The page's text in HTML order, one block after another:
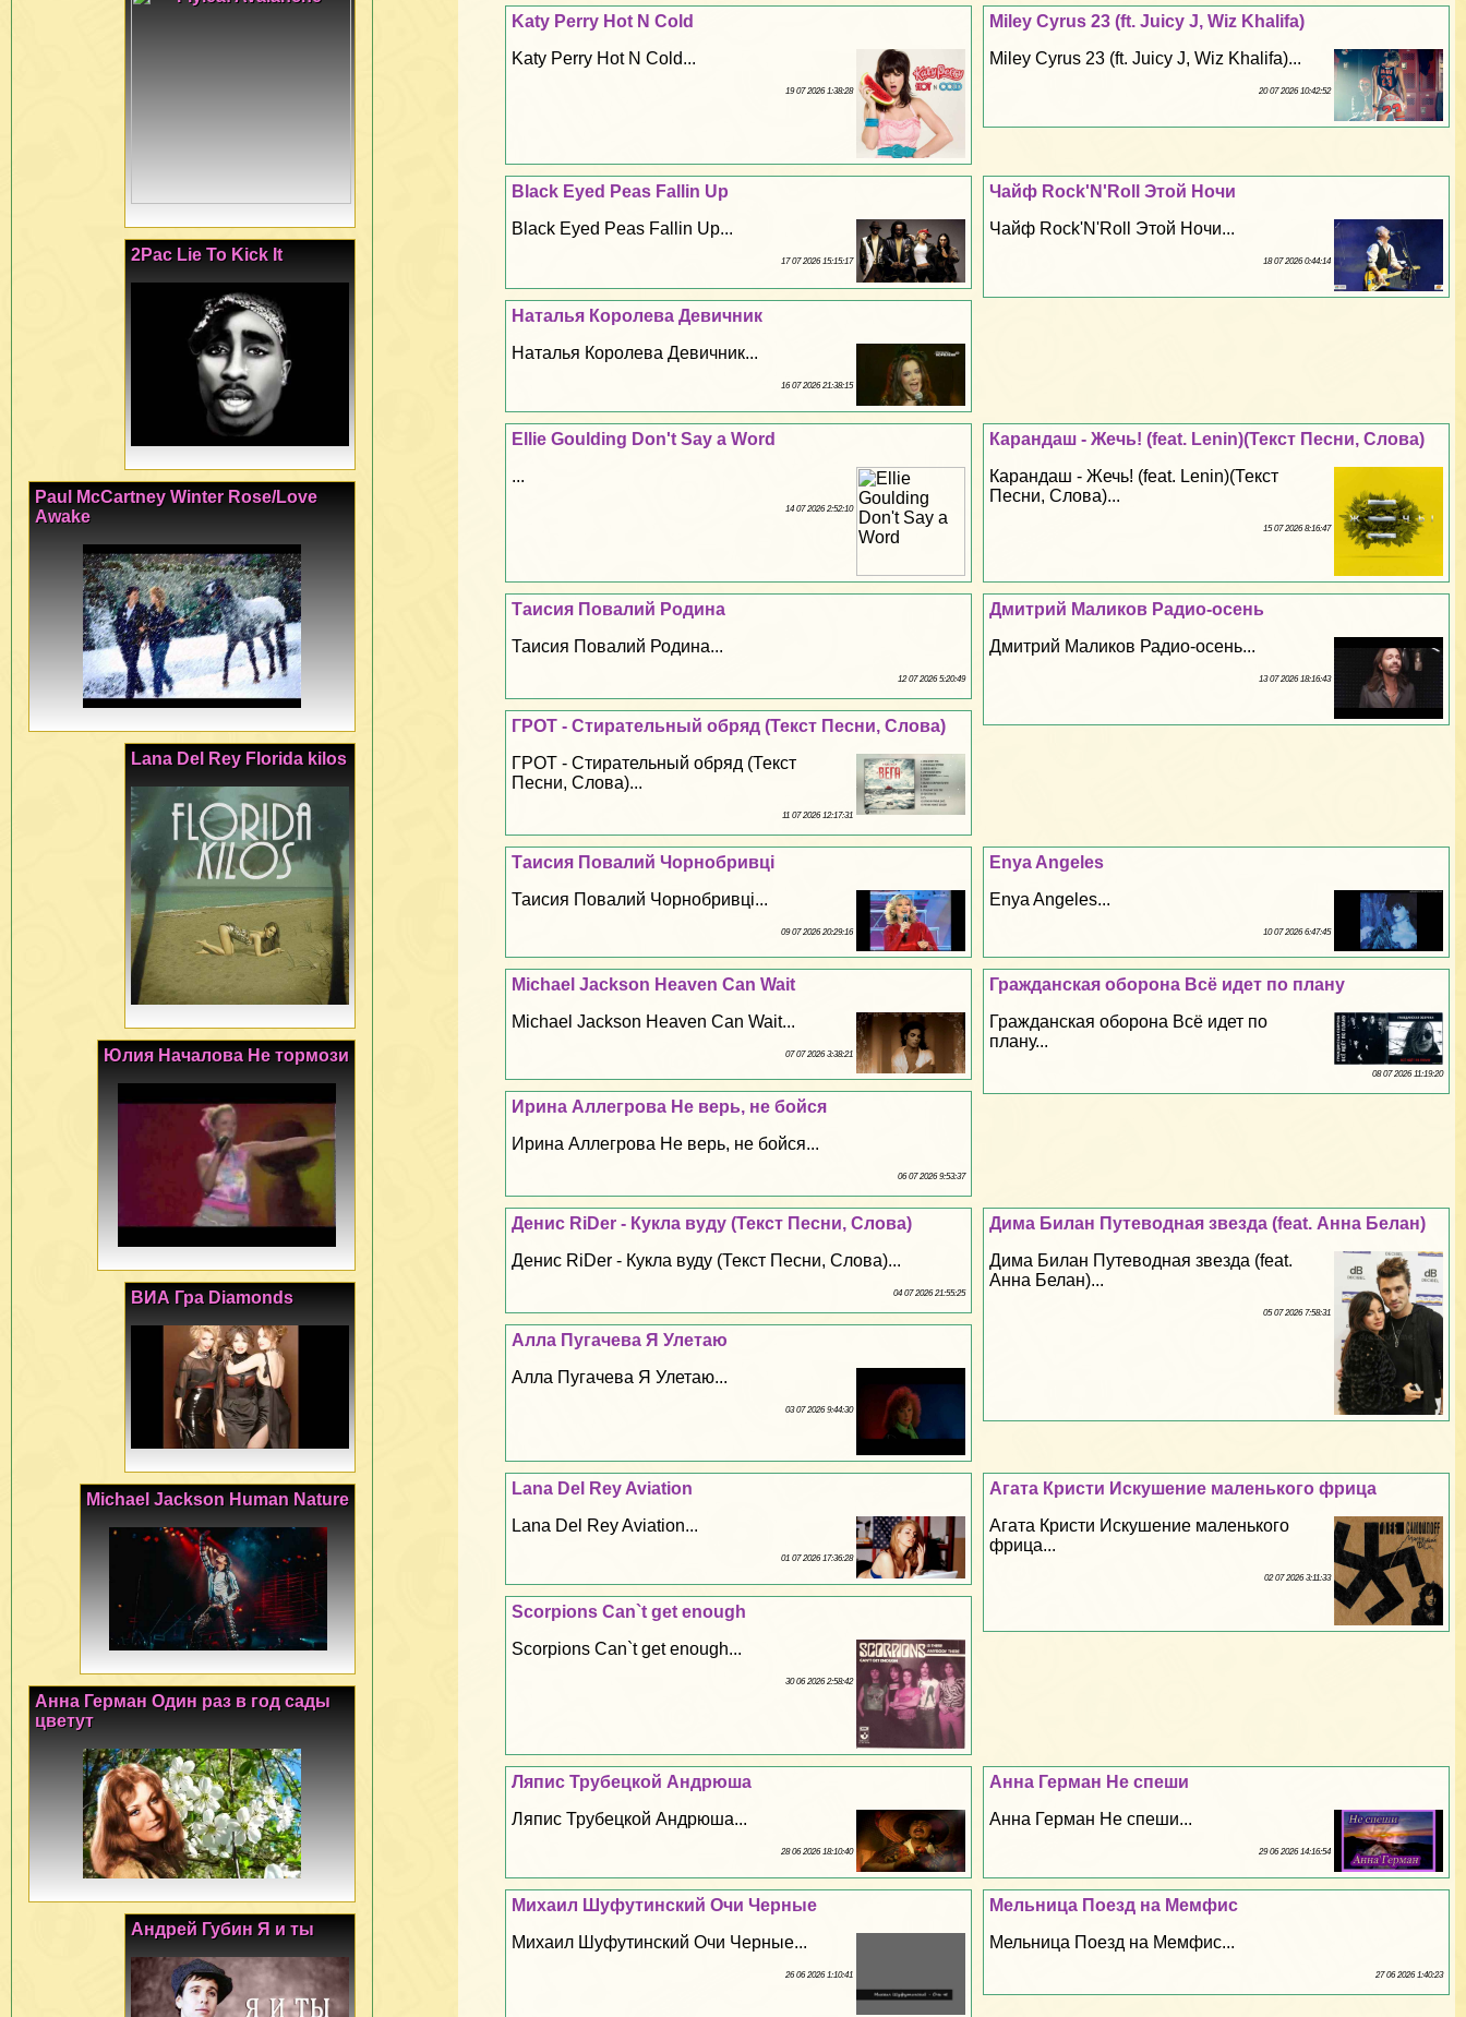
Miley Cyrus 23 (ft. Juicy J, Wiz Khalifa)
Miley Cyrus 23 (ft. Juicy J, Wiz Khalifa)...
20 07 2026 10:42:52
Katy Perry Hot N Cold
Katy Perry Hot N Cold...
19 07 2026 1:38:28
Чайф Rock'N'Roll Этой Ночи
Чайф Rock'N'Roll Этой Ночи...
18 07 2026 0:44:14
Black Eyed Peas Fallin Up
Black Eyed Peas Fallin Up...
17 07 2026 15:15:17
Наталья Королева Девичник
Наталья Королева Девичник...
16 07 2026 21:38:15
Карандаш - Жечь! (feat. Lenin)(Текст Песни, Слова)
Карандаш - Жечь! (feat. Lenin)(Текст
Песни, Слова)...
15 07 2026 8:16:47
Ellie Goulding Don't Say a Word
...
14 07 2026 2:52:10
Дмитрий Маликов Радио-осень
Дмитрий Маликов Радио-осень...
13 07 2026 18:16:43
Таисия Повалий Родина
Таисия Повалий Родина...
12 07 2026 5:20:49
ГРОТ - Стирательный обряд (Текст Песни, Слова)
ГРОТ - Стирательный обряд (Текст
Песни, Слова)...
11 07 2026 12:17:31
Enya Angeles
Enya Angeles...
10 07 2026 6:47:45
Таисия Повалий Чорнобривці
Таисия Повалий Чорнобривці...
09 07 2026 20:29:16
Гражданская оборона Всё идет по плану
Гражданская оборона Всё идет по
плану...
08 07 2026 11:19:20
Michael Jackson Heaven Can Wait
Michael Jackson Heaven Can Wait...
07 07 2026 3:38:21
Ирина Аллегрова Не верь, не бойся
Ирина Аллегрова Не верь, не бойся...
06 07 2026 9:53:37
Дима Билан Путеводная звезда (feat. Анна Белан)
Дима Билан Путеводная звезда (feat.
Анна Белан)...
05 07 2026 7:58:31
Денис RiDer - Кукла вуду (Текст Песни, Слова)
Денис RiDer - Кукла вуду (Текст Песни, Слова)...
04 07 2026 21:55:25
Алла Пугачева Я Улетаю
Алла Пугачева Я Улетаю...
03 07 2026 9:44:30
Агата Кристи Искушение маленького фрица
Агата Кристи Искушение маленького
фрица...
02 07 2026 3:11:33
Lana Del Rey Aviation
Lana Del Rey Aviation...
01 07 2026 17:36:28
Scorpions Can`t get enough
Scorpions Can`t get enough...
30 06 2026 2:58:42
Анна Герман Не спеши
Анна Герман Не спеши...
29 06 2026 14:16:54
Ляпис Трубецкой Андрюша
Ляпис Трубецкой Андрюша...
28 06 2026 18:10:40
Мельница Поезд на Мемфис
Мельница Поезд на Мемфис...
27 06 2026 1:40:23
Михаил Шуфутинский Очи Черные
Михаил Шуфутинский Очи Черные...
26 06 2026 1:10:41
2Pac Lie To Kick It
Paul McCartney Winter Rose/Love
Awake
Lana Del Rey Florida kilos
Юлия Началова Не тормози
ВИА Гра Diamonds
Michael Jackson Human Nature
Анна Герман Один раз в год сады
цветут
Андрей Губин Я и ты